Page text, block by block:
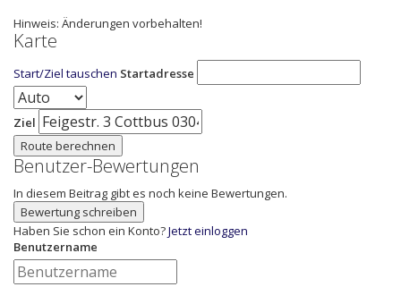
Hinweis: Änderungen vorbehalten!
Karte
Start/Ziel tauschen Startadresse
Ziel
Route berechnen
Benutzer-Bewertungen
In diesem Beitrag gibt es noch keine Bewertungen.
Bewertung schreiben
Haben Sie schon ein Konto?Jetzt einloggen
Benutzername